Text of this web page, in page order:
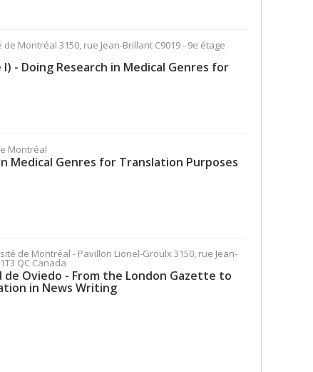
Montréal 3150, rue Jean-Brillant C9019 - 9e étage
- Doing Research in Medical Genres for
Montréal
Medical Genres for Translation Purposes
de Montréal - Pavillon Lionel-Groulx 3150, rue Jean-
QC Canada
de Oviedo - From the London Gazette to
in News Writing